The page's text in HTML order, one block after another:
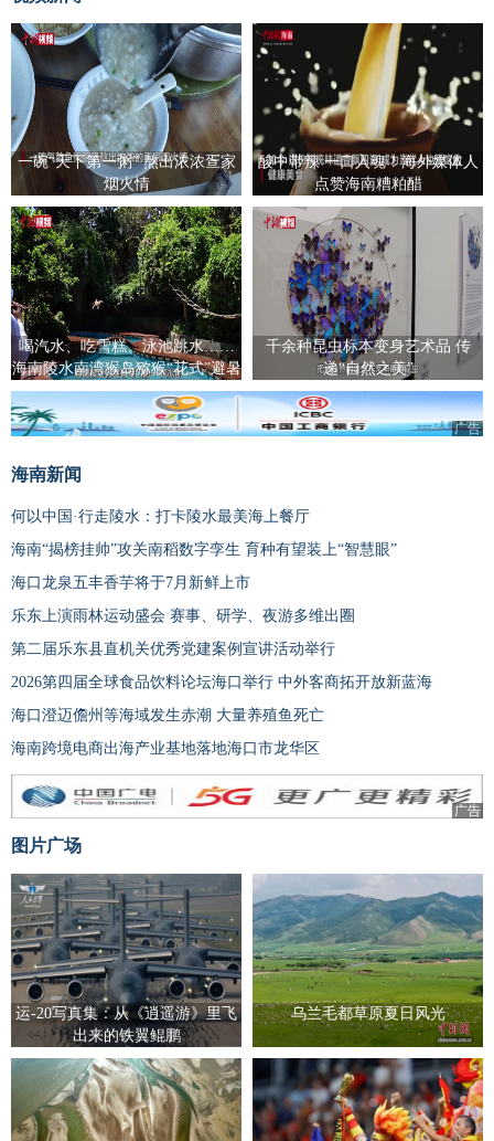
一碗“天下第一粥” 熬出浓浓疍家
烟火情
酸中带辣 一口入魂！海外媒体人
点赞海南糟粕醋
喝汽水、吃雪糕、泳池跳水……
海南陵水南湾猴岛猕猴“花式”避暑
千余种昆虫标本变身艺术品 传
递“自然之美”
广告
海南新闻
何以中国·行走陵水：打卡陵水最美海上餐厅
海南“揭榜挂帅”攻关南稻数字孪生 育种有望装上“智慧眼”
海口龙泉五丰香芋将于7月新鲜上市
乐东上演雨林运动盛会 赛事、研学、夜游多维出圈
第二届乐东县直机关优秀党建案例宣讲活动举行
2026第四届全球食品饮料论坛海口举行 中外客商拓开放新蓝海
海口澄迈儋州等海域发生赤潮 大量养殖鱼死亡
海南跨境电商出海产业基地落地海口市龙华区
广告
图片广场
运-20写真集：从《逍遥游》里飞
出来的铁翼鲲鹏
乌兰毛都草原夏日风光